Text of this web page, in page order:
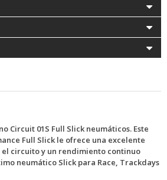
Circuit 01S Full Slick neumáticos. Este
Full Slick le ofrece una excelente
circuito y un rendimiento continuo
neumático Slick para Race, Trackdays